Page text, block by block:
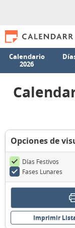
Calendario
2026
Opciones de
Días Festivos
Fases Lunares
Imprimir